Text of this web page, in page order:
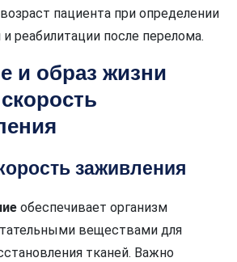
пациента при определении
и реабилитации после перелома.
и образ жизни
заживления
обеспечивает организм
веществами для
тканей. Важно